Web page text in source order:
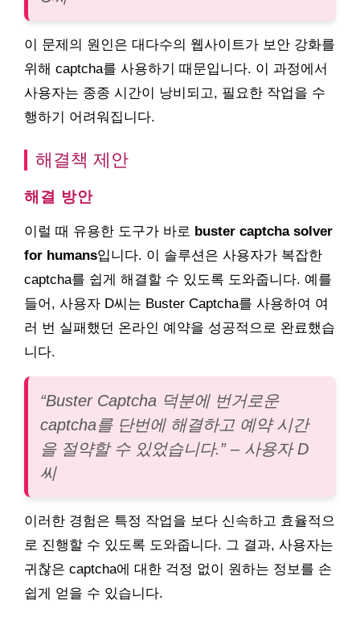
이 문제의 원인은 대다수의 웹사이트가 보안 강화를
위해 captcha를 사용하기 때문입니다. 이 과정에서
사용자는 종종 시간이 낭비되고, 필요한 작업을 수
행하기 어려워집니다.
해결책 제안
해결 방안
이럴 때 유용한 도구가 바로 buster captcha solver
for humans입니다. 이 솔루션은 사용자가 복잡한
captcha를 쉽게 해결할 수 있도록 도와줍니다. 예를
들어, 사용자 D씨는 Buster Captcha를 사용하여 여
러 번 실패했던 온라인 예약을 성공적으로 완료했습
니다.
“Buster Captcha 덕분에 번거로운
captcha를 단번에 해결하고 예약 시간
을 절약할 수 있었습니다.” – 사용자 D
씨
이러한 경험은 특정 작업을 보다 신속하고 효율적으
로 진행할 수 있도록 도와줍니다. 그 결과, 사용자는
귀찮은 captcha에 대한 걱정 없이 원하는 정보를 손
쉽게 얻을 수 있습니다.